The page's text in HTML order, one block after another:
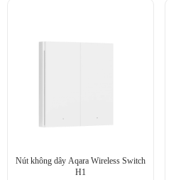
Nút không dây Aqara Wireless Switch
H1